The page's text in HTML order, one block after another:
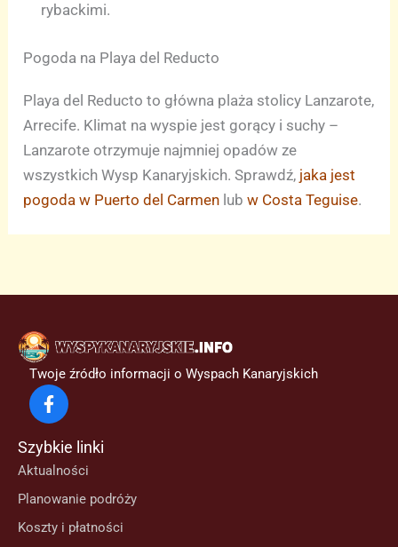
rybackimi.
Pogoda na Playa del Reducto
Playa del Reducto to główna plaża stolicy Lanzarote,
Arrecife. Klimat na wyspie jest gorący i suchy –
Lanzarote otrzymuje najmniej opadów ze
wszystkich Wysp Kanaryjskich. Sprawdź, jaka jest
pogoda w Puerto del Carmen lubw Costa Teguise.
Twoje źródło informacji o Wyspach Kanaryjskich
Szybkie linki
Aktualności
Planowanie podróży
Koszty i płatności